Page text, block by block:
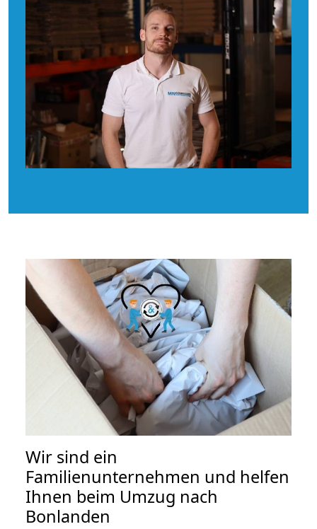
Wir sind ein
Familienunternehmen und helfen
Ihnen beim Umzug nach
Bonlanden